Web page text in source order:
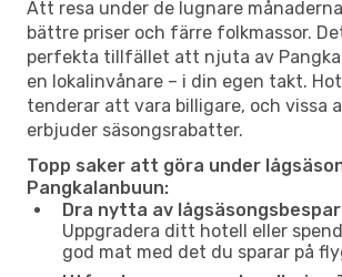
Att resa under de lugnare
bättre priser och färre folkmassor.
perfekta tillfället att njuta av
en lokalinvånare – i din egen takt.
tenderar att vara billigare, och vissa
erbjuder säsongsrabatter.
Topp saker att göra under
Pangkalanbuun:
Dra nytta av
Uppgradera ditt hotell eller
god mat med det du sparar på